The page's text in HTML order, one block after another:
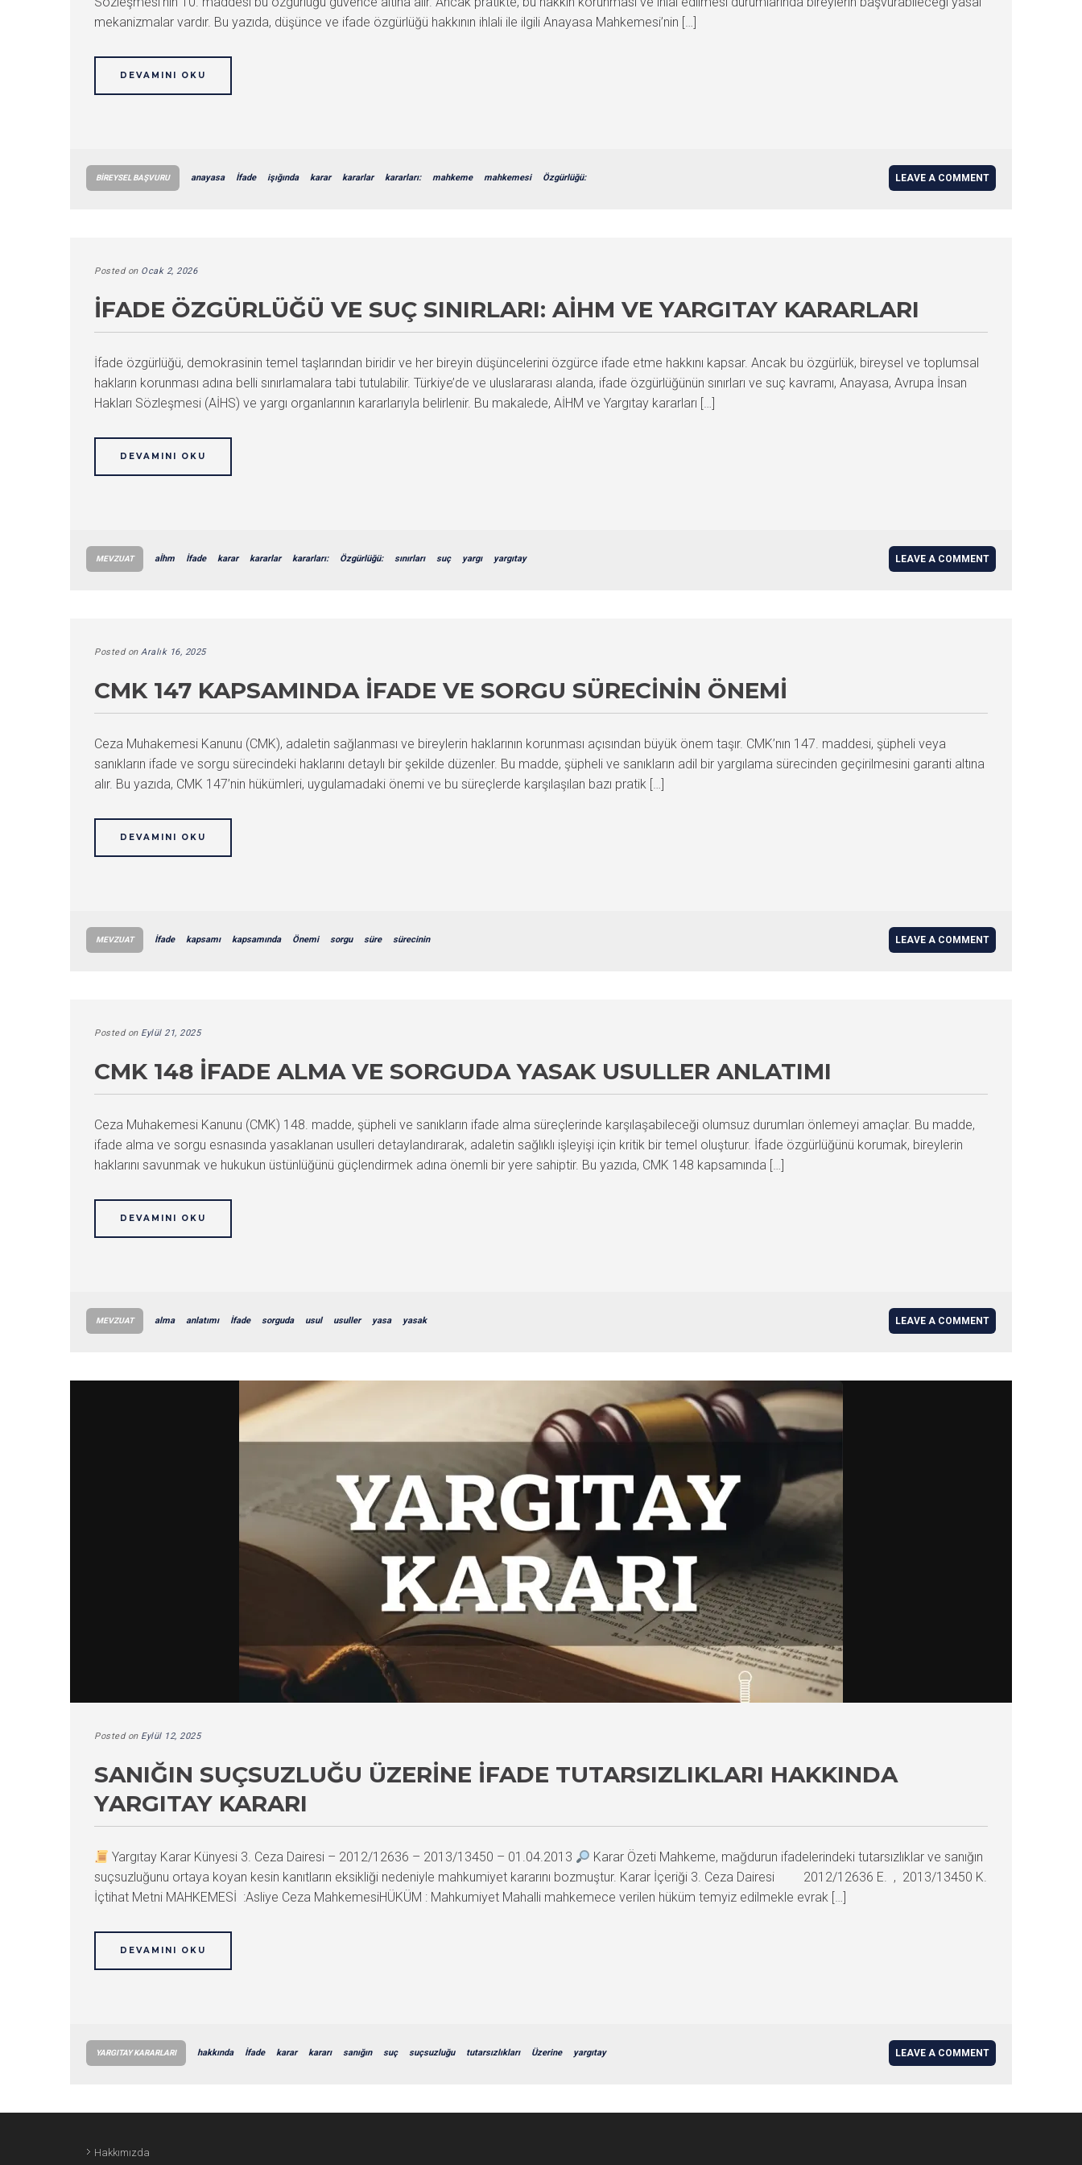
mekanizmalar vardır. Bu yazıda, düşünce ve ifade özgürlüğü hakkının ihlali ile ilgili Anayasa Mahkemesi’nin […]
DEVAMINI OKU
BIREYSEL BAŞVURU anayasa İfade işığında karar kararlar kararları: mahkeme mahkemesi Özgürlüğü: LEAVE A COMMENT
Posted on Ocak 2, 2026
İFADE ÖZGÜRLÜĞÜ VE SUÇ SINIRLARI: AİHM VE YARGITAY KARARLARI
İfade özgürlüğü, demokrasinin temel taşlarından biridir ve her bireyin düşüncelerini özgürce ifade etme hakkını kapsar. Ancak bu özgürlük, bireysel ve toplumsal
hakların korunması adına belli sınırlamalara tabi tutulabilir. Türkiye’de ve uluslararası alanda, ifade özgürlüğünün sınırları ve suç kavramı, Anayasa, Avrupa İnsan
Hakları Sözleşmesi (AİHS) ve yargı organlarının kararlarıyla belirlenir. Bu makalede, AİHM ve Yargıtay kararları […]
DEVAMINI OKU
MEVZUAT aİhm İfade karar kararlar kararları: Özgürlüğü: sınırları suç yargı yargıtay LEAVE A COMMENT
Posted on Aralık 16, 2025
CMK 147 KAPSAMINDA İFADE VE SORGU SÜRECININ ÖNEMI
Ceza Muhakemesi Kanunu (CMK), adaletin sağlanması ve bireylerin haklarının korunması açısından büyük önem taşır. CMK’nın 147. maddesi, şüpheli veya
sanıkların ifade ve sorgu sürecindeki haklarını detaylı bir şekilde düzenler. Bu madde, şüpheli ve sanıkların adil bir yargılama sürecinden geçirilmesini garanti altına
alır. Bu yazıda, CMK 147’nin hükümleri, uygulamadaki önemi ve bu süreçlerde karşılaşılan bazı pratik […]
DEVAMINI OKU
MEVZUAT İfade kapsamı kapsamında Önemi sorgu süre sürecinin LEAVE A COMMENT
Posted on Eylül 21, 2025
CMK 148 İFADE ALMA VE SORGUDA YASAK USULLER ANLATIMI
Ceza Muhakemesi Kanunu (CMK) 148. madde, şüpheli ve sanıkların ifade alma süreçlerinde karşılaşabileceği olumsuz durumları önlemeyi amaçlar. Bu madde,
ifade alma ve sorgu esnasında yasaklanan usulleri detaylandırarak, adaletin sağlıklı işleyişi için kritik bir temel oluşturur. İfade özgürlüğünü korumak, bireylerin
haklarını savunmak ve hukukun üstünlüğünü güçlendirmek adına önemli bir yere sahiptir. Bu yazıda, CMK 148 kapsamında […]
DEVAMINI OKU
MEVZUAT alma anlatımı İfade sorguda usul usuller yasa yasak LEAVE A COMMENT
Posted on Eylül 12, 2025
SANIĞIN SUÇSUZLUĞU ÜZERINE İFADE TUTARSIZLIKLARI HAKKINDA
YARGITAY KARARI
Yargıtay Karar Künyesi 3. Ceza Dairesi – 2012/12636 – 2013/13450 – 01.04.2013
Karar Özeti Mahkeme, mağdurun ifadelerindeki tutarsızlıklar ve sanığın
suçsuzluğunu ortaya koyan kesin kanıtların eksikliği nedeniyle mahkumiyet kararını bozmuştur. Karar İçeriği 3. Ceza Dairesi 2012/12636 E. , 2013/13450 K.
İçtihat Metni MAHKEMESİ :Asliye Ceza MahkemesiHÜKÜM : Mahkumiyet Mahalli mahkemece verilen hüküm temyiz edilmekle evrak […]
DEVAMINI OKU
YARGITAY KARARLARI hakkında İfade karar kararı sanığın suç suçsuzluğu tutarsızlıkları Üzerine yargıtay LEAVE A COMMENT
Hakkımızda